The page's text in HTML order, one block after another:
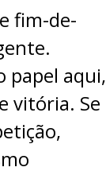
fim-de-
papel aqui,
vitória. Se